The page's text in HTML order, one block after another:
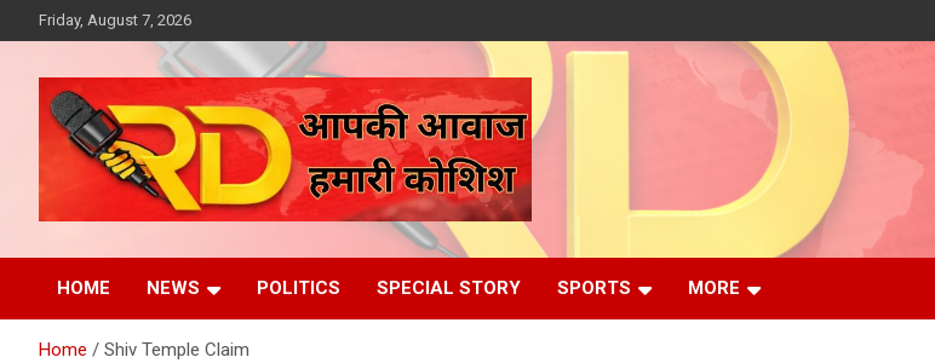
to
Friday, August 7, 2026
Reporter Diaries
HOME NEWS POLITICS SPECIAL STORY SPORTS MORE
Home Shiv Temple Claim